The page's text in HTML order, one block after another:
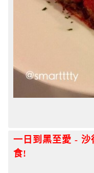
一日到黑至愛 - 沙
食!